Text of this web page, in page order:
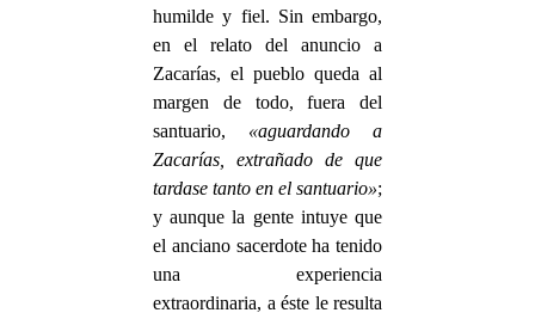
humilde y fiel. Sin embargo,
en el relato del anuncio a
Zacarías, el pueblo queda al
margen de todo, fuera del
santuario, «aguardando a
Zacarías, extrañado de que
tardase tanto en el santuario»;
y aunque la gente intuye que
el anciano sacerdote ha tenido
una experiencia
extraordinaria, a éste le resulta